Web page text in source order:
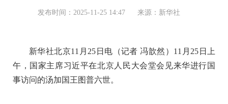
发布时间：2025-11-25 14:47 来源：新华社
新华社北京11月25日电（记者 冯歆然）11月25日上
午，国家主席习近平在北京人民大会堂会见来华进行国
事访问的汤加国王图普六世。